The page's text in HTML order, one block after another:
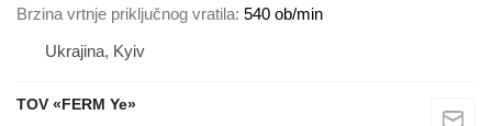
Brzina vrtnje priključnog vratila 540 ob/min
Ukrajina, Kyiv
TOV «FERM Ye»